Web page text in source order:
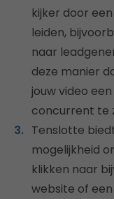
kijker door
leiden,
naar
deze manier
jouw video
concurrent te
Tenslotte
mogelijkheid
klikken naar
website of